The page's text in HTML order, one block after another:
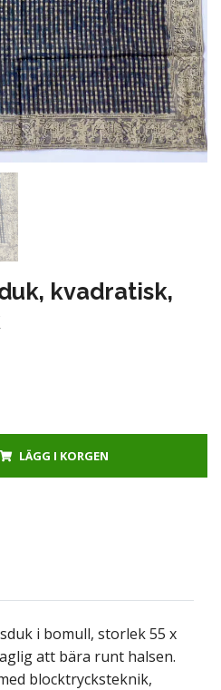
kvadratisk,
LÄGG I KORGEN
i bomull, storlek 55 x
att bära runt halsen.
blocktrycksteknik,